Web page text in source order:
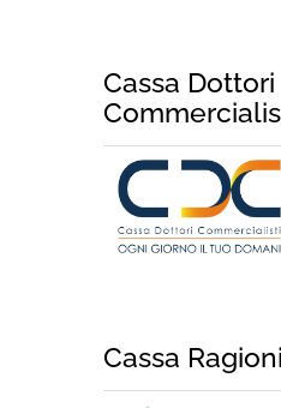
Cassa Dottori
Cassa